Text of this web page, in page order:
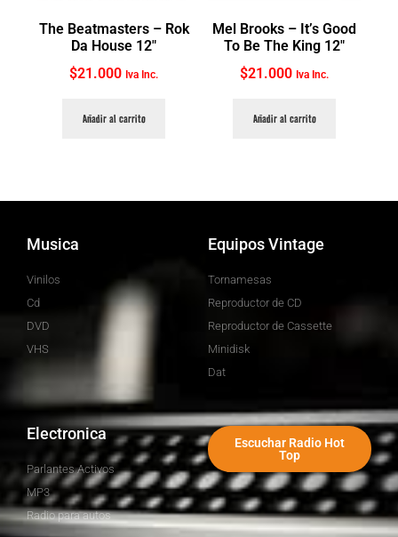
The Beatmasters ‎– Rok
Da House 12″
$21.000 Iva Inc.
Añadir al carrito
Mel Brooks ‎– It’s Good
To Be The King 12″
$21.000 Iva Inc.
Añadir al carrito
Musica
Vinilos
Cd
DVD
VHS
Equipos Vintage
Tornamesas
Reproductor de CD
Reproductor de Cassette
Minidisk
Dat
Electronica
Parlantes Activos
MP3
Radio para autos
Escuchar Radio Hot
Top